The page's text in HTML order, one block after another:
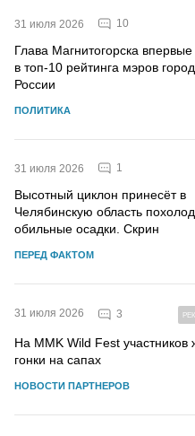
31 июля 2026 10
Глава Магнитогорска
в топ-10 рейтинга мэров
России
ПОЛИТИКА
31 июля 2026 1
Высотный циклон принесёт в
Челябинскую область
обильные осадки. Скрин
ПЕРЕД ФАКТОМ
31 июля 2026 3
На MMK Wild Fest участников
гонки на сапах
НОВОСТИ ПАРТНЕРОВ